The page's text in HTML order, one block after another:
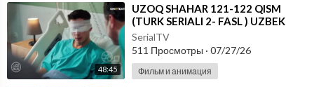
48:45
⁣UZOQ SHAHAR 121-122 QISM
(TURK SERIALI 2- FASL ) UZBEK
TILIDA
SerialTV
511 Просмотры · 07/27/26
Фильм и анимация